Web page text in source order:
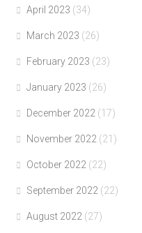
April 2023 (34)
March 2023 (26)
February 2023 (23)
January 2023 (26)
December 2022 (17)
November 2022 (21)
October 2022 (22)
September 2022 (22)
August 2022 (27)